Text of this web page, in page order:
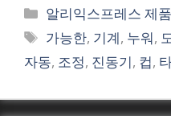
Categories
알리익스프레스 제
Tags
가능한, 기계, 누워,
자동, 조정, 진동기, 컵,